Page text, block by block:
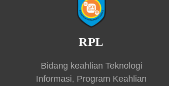
RPL
Bidang keahlian Teknologi
Informasi, Program Keahlian